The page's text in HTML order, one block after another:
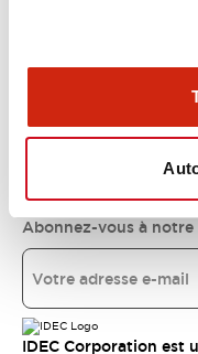
À propos d’IDEC
Engagements IDEC
Abonnez-vous à
IDEC Corporation est